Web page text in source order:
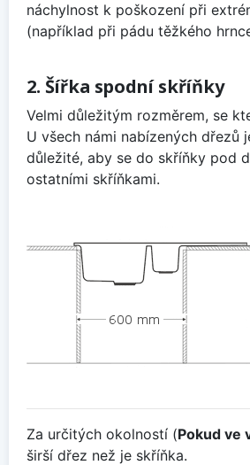
náchylnost k poškození při
(například při pádu těžkého
2. Šířka spodní skříňky
Velmi důležitým rozměrem, se
U všech námi nabízených dřezů
důležité, aby se do skříňky pod
ostatními skříňkami.
Za určitých okolností (Pokud ve
širší dřez než je skříňka.